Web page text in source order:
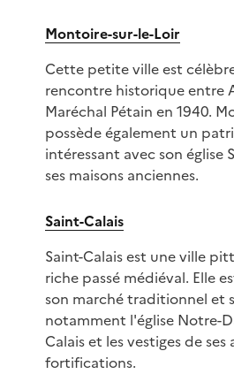
Montoire-sur-le-Loir
Cette petite ville est
rencontre historique entre
Maréchal Pétain en 1940.
possède également un
intéressant avec son église
ses maisons anciennes.
Saint-Calais
Saint-Calais est une ville
riche passé médiéval. Elle
son marché traditionnel et
notamment l'église Notre-
Calais et les vestiges de ses
fortifications.